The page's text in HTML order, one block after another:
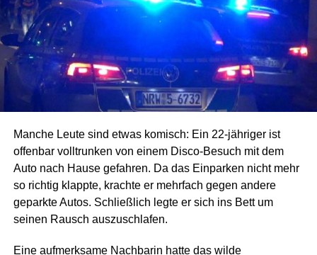
Manche Leute sind etwas komisch: Ein 22-jähriger ist
offenbar volltrunken von einem Disco-Besuch mit dem
Auto nach Hause gefahren. Da das Einparken nicht mehr
so richtig klappte, krachte er mehrfach gegen andere
geparkte Autos. Schließlich legte er sich ins Bett um
seinen Rausch auszuschlafen.
Eine aufmerksame Nachbarin hatte das wilde